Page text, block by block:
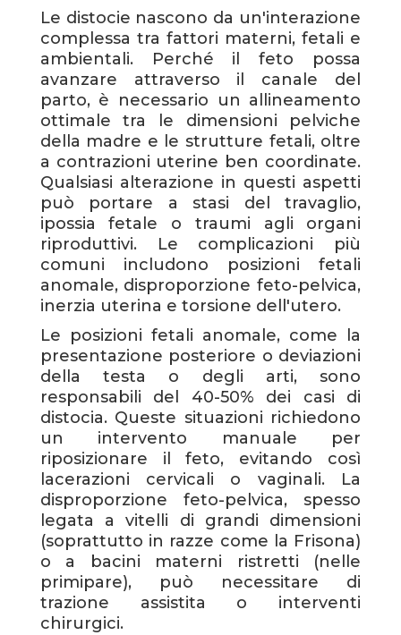
Le distocie nascono da un'interazione
complessa tra fattori materni, fetali e
ambientali. Perché il feto possa
avanzare attraverso il canale del
parto, è necessario un allineamento
ottimale tra le dimensioni pelviche
della madre e le strutture fetali, oltre
a contrazioni uterine ben coordinate.
Qualsiasi alterazione in questi aspetti
può portare a stasi del travaglio,
ipossia fetale o traumi agli organi
riproduttivi. Le complicazioni più
comuni includono posizioni fetali
anomale, disproporzione feto-pelvica,
inerzia uterina e torsione dell'utero.
Le posizioni fetali anomale, come la
presentazione posteriore o deviazioni
della testa o degli arti, sono
responsabili del 40-50% dei casi di
distocia. Queste situazioni richiedono
un intervento manuale per
riposizionare il feto, evitando così
lacerazioni cervicali o vaginali. La
disproporzione feto-pelvica, spesso
legata a vitelli di grandi dimensioni
(soprattutto in razze come la Frisona)
o a bacini materni ristretti (nelle
primipare), può necessitare di
trazione assistita o interventi
chirurgici.